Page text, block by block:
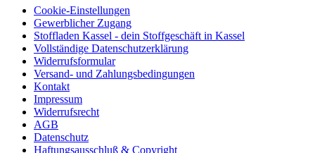
Cookie-Einstellungen
Gewerblicher Zugang
Stoffladen Kassel - dein Stoffgeschäft in Kassel
Vollständige Datenschutzerklärung
Widerrufsformular
Versand- und Zahlungsbedingungen
Kontakt
Impressum
Widerrufsrecht
AGB
Datenschutz
Haftungsausschluß & Copyright